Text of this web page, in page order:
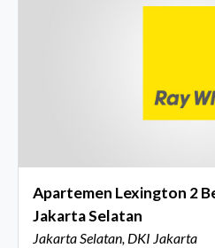
Apartemen Lexington 2
Jakarta Selatan
Jakarta Selatan, DKI Jakarta